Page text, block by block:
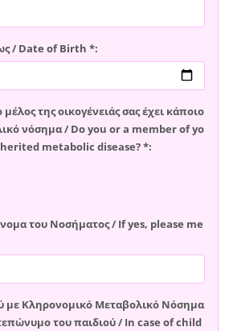
/ Date of Birth *:
της οικογένειάς σας έχει κάποιο
νόσημα / Do you or a member of yo
metabolic disease? *:
του Νοσήματος / If yes, please me
με Κληρονομικό Μεταβολικό Νόσημα
του παιδιού / In case of child